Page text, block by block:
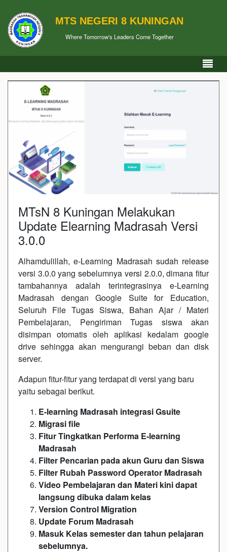
MTS NEGERI 8 KUNINGAN
Where Tomorrow's Leaders Come Together
MTsN 8 Kuningan Melakukan
Update Elearning Madrasah Versi
3.0.0
Alhamdulillah, e-Learning Madrasah sudah release
versi 3.0.0 yang sebelumnya versi 2.0.0, dimana fitur
tambahannya adalah terintegrasinya e-Learning
Madrasah dengan Google Suite for Education,
Seluruh File Tugas Siswa, Bahan Ajar / Materi
Pembelajaran, Pengiriman Tugas siswa akan
disimpan otomatis oleh aplikasi kedalam google
drive sehingga akan mengurangi beban dan disk
server.
Adapun fitur-fitur yang terdapat di versi yang baru
yaitu sebagai berikut.
E-learning Madrasah integrasi Gsuite
Migrasi file
Fitur Tingkatkan Performa E-learning
Madrasah
Filter Pencarian pada akun Guru dan Siswa
Filter Rubah Password Operator Madrasah
Video Pembelajaran dan Materi kini dapat
langsung dibuka dalam kelas
Version Control Migration
Update Forum Madrasah
Masuk Kelas semester dan tahun pelajaran
sebelumnya.